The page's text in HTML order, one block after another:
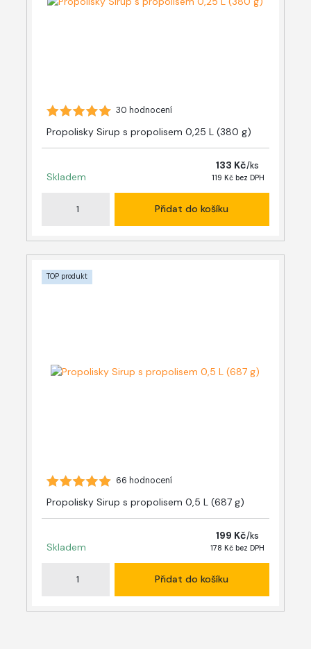
30 hodnocení
Propolisky Sirup s propolisem 0,25 L (380 g)
133 Kč/ks
119 Kč bez DPH
Skladem
Přidat do košíku
TOP produkt
66 hodnocení
Propolisky Sirup s propolisem 0,5 L (687 g)
199 Kč/ks
178 Kč bez DPH
Skladem
Přidat do košíku